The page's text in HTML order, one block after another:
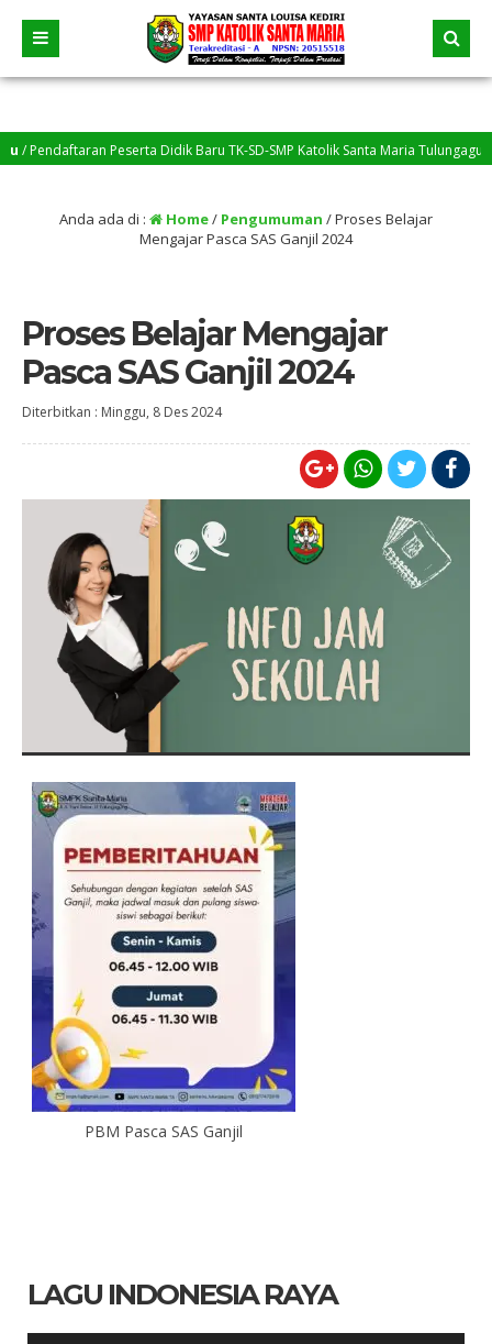
Peserta Didik Baru TK-SD-SMP Katolik Santa Maria Tulungagung
yang belum menyelesaikan tugas, silakan menghubungi Bapak/Ibu Guru
Anda ada di : Home/ Pengumuman /Proses Belajar
Mengajar Pasca SAS Ganjil 2024
Proses Belajar Mengajar
Pasca SAS Ganjil 2024
Diterbitkan : Minggu, 8 Des 2024
PBM Pasca SAS Ganjil
LAGU INDONESIA RAYA